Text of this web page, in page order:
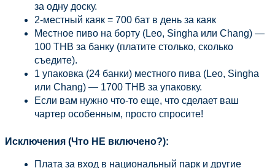
за одну доску.
2-местный каяк = 700 бат в день за каяк
Местное пиво на борту (Leo, Singha или Chang) —
100 THB за банку (платите столько, сколько
съедите).
1 упаковка (24 банки) местного пива (Leo, Singha
или Chang) — 1700 THB за упаковку.
Если вам нужно что-то еще, что сделает ваш
чартер особенным, просто спросите!
Исключения (Что НЕ включено?):
Плата за вход в национальный парк и другие